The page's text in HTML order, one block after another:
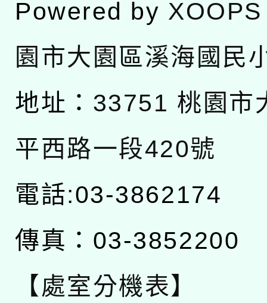
Powered by XOOPS
園市大園區溪海國民
地址： 33751 桃園市
平西路一段420號
電話:03-3862174
傳真：03-3852200
【處室分機表】